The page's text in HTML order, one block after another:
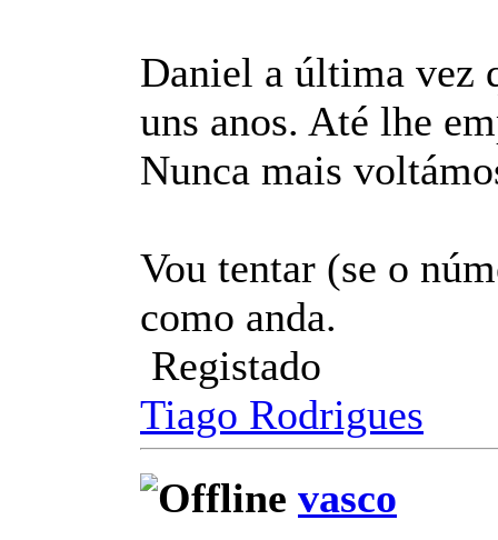
Daniel a última vez
uns anos. Até lhe
Nunca mais
Vou tentar (se o
como anda.
Registado
Tiago Rodrigues
vasco